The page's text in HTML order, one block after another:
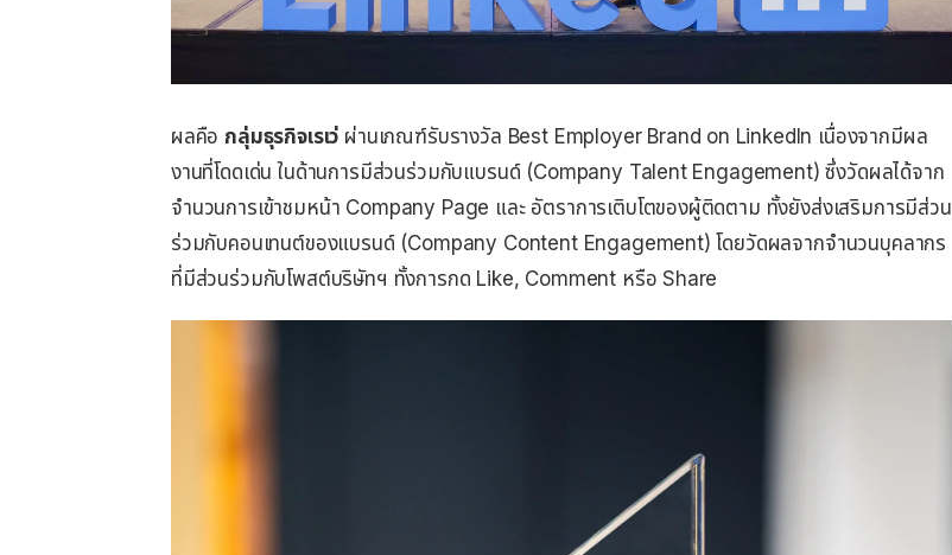
ผลคือ กลุ่มธุรกิจเรเว่ ผ่านเกณฑ์รับรางวัล Best Employer Brand on LinkedIn เนื่องจากมีผล
งานที่โดดเด่น ในด้านการมีส่วนร่วมกับแบรนด์ (Company Talent Engagement) ซึ่งวัดผลได้จาก
จำนวนการเข้าชมหน้า Company Page และ อัตราการเติบโตของผู้ติดตาม ทั้งยังส่งเสริมการมีส่วน
ร่วมกับคอนเทนต์ของแบรนด์ (Company Content Engagement) โดยวัดผลจากจำนวนบุคลากร
ที่มีส่วนร่วมกับโพสต์บริษัทฯ ทั้งการกด Like, Comment หรือ Share